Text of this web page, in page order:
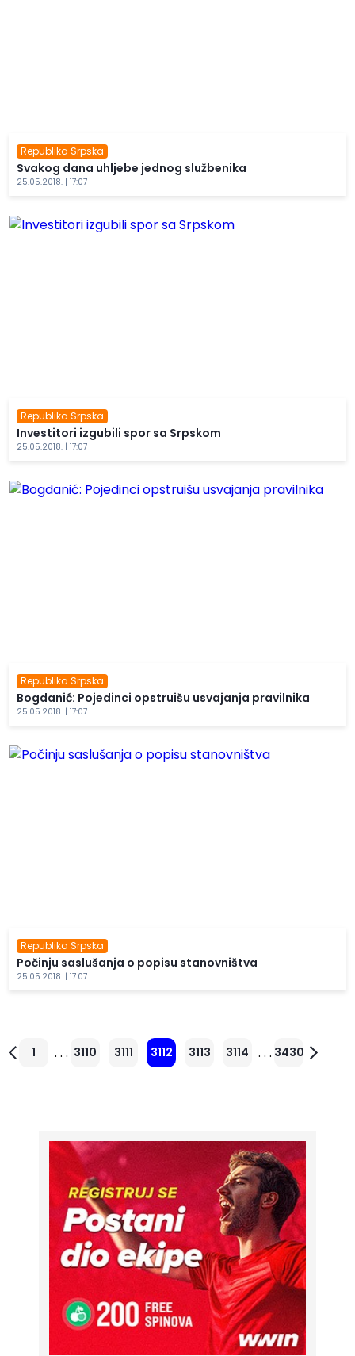
Republika Srpska
Svakog dana uhljebe jednog službenika
25.05.2018. | 17:07
Republika Srpska
Investitori izgubili spor sa Srpskom
25.05.2018. | 17:07
Republika Srpska
Bogdanić: Pojedinci opstruišu usvajanja pravilnika
25.05.2018. | 17:07
Republika Srpska
Počinju saslušanja o popisu stanovništva
25.05.2018. | 17:07
1 . . . 3110 3111 3112 3113 3114 . . . 3430